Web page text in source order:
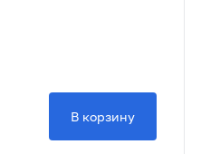
В корзину